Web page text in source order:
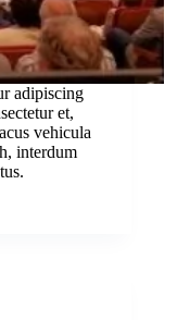
adipiscing
et,
vehicula
interdum